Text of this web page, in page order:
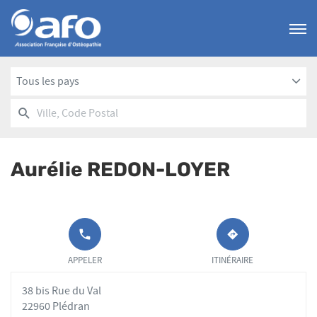
Menu
Tous les pays
Ville,RECHERCHER
UN
AFO
Aurélie REDON-LOYER
APPELER LE
POINT DE
VENTE
REDON-
LOYER AU
APPELER ITINÉRAIRE
JUSQU'AU
POINT
DE
38 bis Rue du Val
22960 Plédran